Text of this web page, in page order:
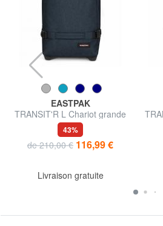
EASTPAK
TRANSIT'R L Chariot grande
taille
43%
de 210,00 € 116,99 €
Livraison gratuite